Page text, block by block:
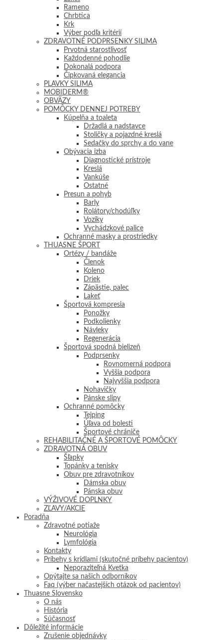
Rameno
Chrbtica
Krk
Výber podľa kritérií
ZDRAVOTNÉ PODPRSENKY SILIMA
Prvotná starostlivosť
Každodenné pohodlie
Dokonalá podpora
Čipkovaná elegancia
PLAVKY SILIMA
MOBIDERM®
OBVÄZY
POMÔCKY DENNEJ POTREBY
Kúpelňa a toaleta
Držadlá a nadstavce
Stoličky a pojazdné kreslá
Sedačky do sprchy a do vane
Obývacia izba
Diagnostické prístroje
Kreslá
Vankúše
Ostatné
Presun a pohyb
Barly
Rolátory/chodúľky
Vozíky
Vychádzkové palice
Ochranné masky a prostriedky
THUASNE ŠPORT
Ortézy / bandáže
Členok
Koleno
Driek
Zápästie, palec
Lakeť
Športová kompresia
Ponožky
Podkolienky
Návleky
Regenerácia
Športová spodná bielizeň
Podprsenky
Rovnomerná podpora
Vyššia podpora
Najvyššia podpora
Nohavičky
Pánske slipy
Ochranné pomôcky
Tejping
Úľava od bolesti
Športové chrániče
REHABILITAČNÉ A ŠPORTOVÉ POMÔCKY
ZDRAVOTNÁ OBUV
Šľapky
Topánky a tenisky
Obuv pre zdravotníkov
Dámska obuv
Pánska obuv
VÝŽIVOVÉ DOPLNKY
ZĽAVY/AKCIE
Poradňa
Zdravotné potiaže
Neurológia
Lymfológia
Kontakty
Príbehy s krídlami (skutočné príbehy pacientov)
Neporaziteľná Kvetka
Opýtajte sa našich odborníkov
Faq (výber načastejších otázok od pacientov)
Thuasne Slovensko
O nás
História
Súčasnosť
Dôležité informácie
Zrušenie objednávky